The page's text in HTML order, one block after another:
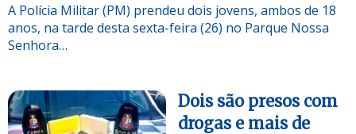
A Polícia Militar (PM) prendeu dois jovens, ambos de 18
anos, na tarde desta sexta-feira (26) no Parque Nossa
Senhora…
Dois são presos com
drogas e mais de